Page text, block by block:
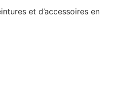
et d’accessoires en